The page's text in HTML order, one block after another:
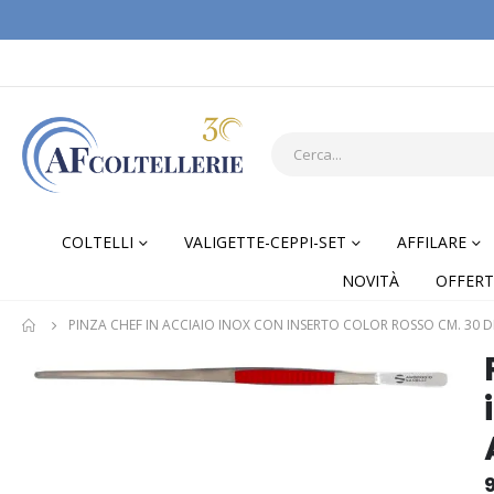
COLTELLI VALIGETTE-CEPPI-SET AFFILARE
NOVITÀ
PINZA CHEF IN ACCIAIO INOX CON INSERTO COLOR ROSSO CM. 30
Skip